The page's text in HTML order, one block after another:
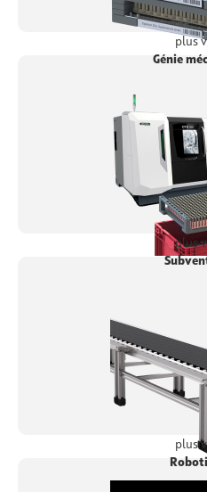
plus
Génie
plus
plus